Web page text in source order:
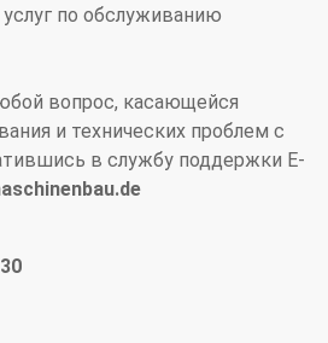
по обслуживанию
вопрос, касающейся
и технических проблем с
в службу поддержки E-